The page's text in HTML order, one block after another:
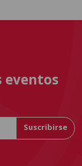
eventos
Suscribirse